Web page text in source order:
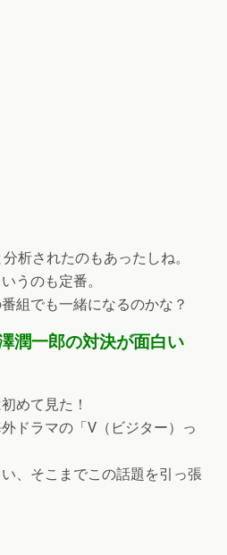
析されたのもあったしね。
うのも定番。
組でも一緒になるのかな？
潤一郎の対決が面白い
めて見た！
ドラマの「V（ビジター）っ
、そこまでこの話題を引っ張